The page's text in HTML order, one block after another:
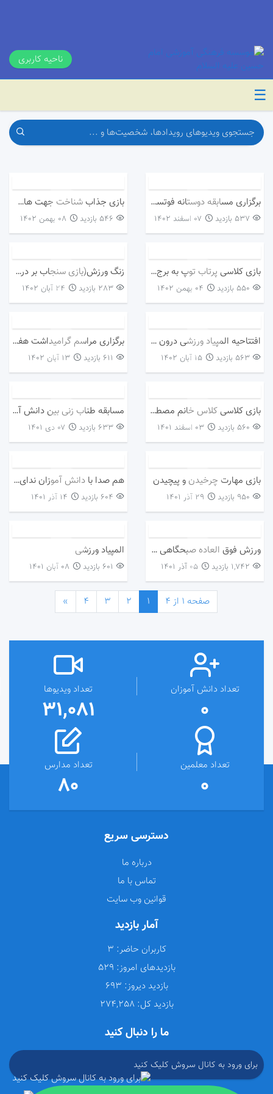
ناحیه کاربری
☰
برگزاری مسابقه دوستانه فوتسال
537 بازدید ۰۷ اسفند ۱۴۰۲
بازی جذاب شناخت جهت های”راست و چپ”
546 بازدید ۰۸ بهمن ۱۴۰۲
بازی کلاسی پرتاب توپ به برج لیوانی
550 بازدید ۰۴ بهمن ۱۴۰۲
زنگ ورزش(بازی سنجاب بر درخت)
283 بازدید ۲۴ آبان ۱۴۰۲
افتتاحیه المپیاد ورزشی درون مدرسه ای
563 بازدید ۱۵ آبان ۱۴۰۲
برگزاری مراسم گرامیداشت هفته تربیت بدنی
611 بازدید ۱۳ آبان ۱۴۰۲
بازی کلاسی کلاس خانم مصطفی پور
560 بازدید ۰۳ اسفند ۱۴۰۱
مسابقه طناب زنی بین دانش آموز پایه چهارم
633 بازدید ۰۷ دی ۱۴۰۱
بازی مهارت چرخیدن و پیچیدن
950 بازدید ۲۹ آذر ۱۴۰۱
هم صدا با دانش آموزان ندای ایران در حین ورزش کردن صبحگاهی
604 بازدید ۱۴ آذر ۱۴۰۱
ورزش فوق العاده صبحگاهی دانش آموزان دبستان پسرانه امام حسین (ع) کاشمر
1,742 بازدید ۰۵ آذر ۱۴۰۱
المپیاد ورزشی
601 بازدید ۰۸ آبان ۱۴۰۱
صفحه 1 از 4 1
2
3
4
»
تعداد دانش آموزان
0
تعداد ویدیوها
31,081
تعداد معلمین
0
تعداد مدارس
80
دسترسی سریع
درباره ما
تماس با ما
قوانین وب سایت
آمار بازدید
کاربران حاضر:
بازدیدهای امروز:
بازدید دیروز:
بازدید کل: 274,258
ما را دنبال کنید
برای ورود به کانال سروش کلیک کنید